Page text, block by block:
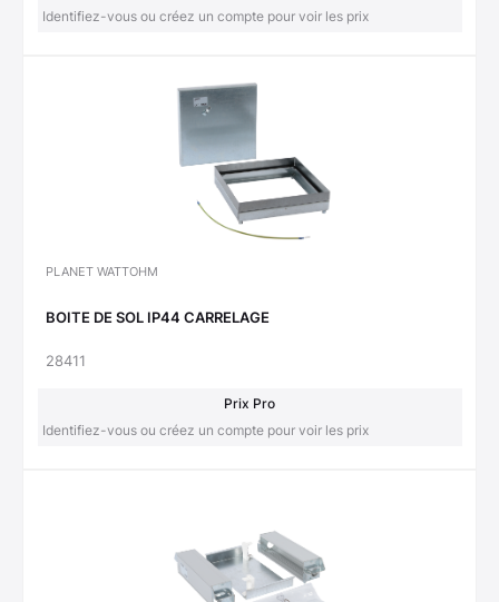
Identifiez-vous ou créez un compte pour voir les prix
PLANET WATTOHM
BOITE DE SOL IP44 CARRELAGE
28411
Prix Pro
Identifiez-vous ou créez un compte pour voir les prix